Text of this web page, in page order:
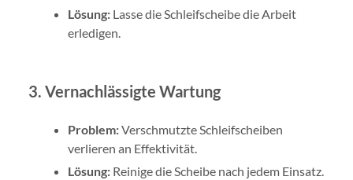
Lösung:Lasse die Schleifscheibe die Arbeit
erledigen.
3. Vernachlässigte Wartung
Problem:Verschmutzte Schleifscheiben
verlieren an Effektivität.
Lösung:Reinige die Scheibe nach jedem Einsatz.